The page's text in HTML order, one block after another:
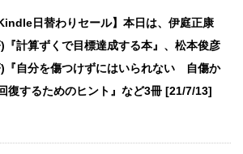
Kindle日替わりセール】本日は、伊庭正康
『計算ずくで目標達成する本』、松本俊彦
『自分を傷つけずにはいられない 自傷か
復するためのヒント』など3冊 [21/7/13]